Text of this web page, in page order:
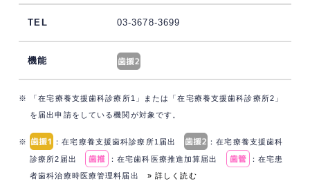
03-3678-3699
※ 「在宅療養支援歯科診療所1」または「在宅療養支援歯科診療所2」
を届出申請をしている機関が対象です。
※ ：在宅療養支援歯科診療所1届出 ：在宅療養支援歯科
診療所2届出 ：在宅歯科医療推進加算届出
：在宅患
者歯科治療時医療管理料届出 » 詳しく読む